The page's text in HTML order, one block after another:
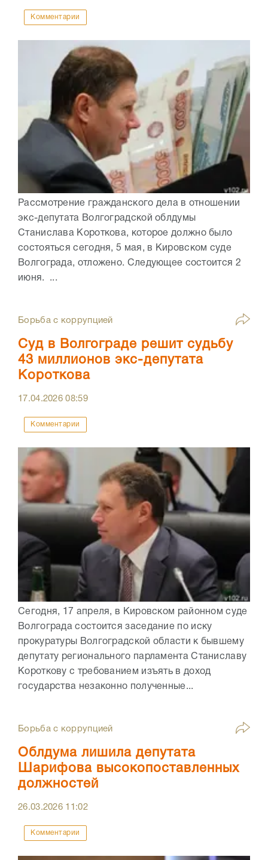
Комментарии
Рассмотрение гражданского дела в отношении
экс-депутата Волгоградской облдумы
Станислава Короткова, которое должно было
состояться сегодня, 5 мая, в Кировском суде
Волгограда, отложено. Следующее состоится 2
июня. ...
Борьба с коррупцией
Суд в Волгограде решит судьбу
43 миллионов экс-депутата
Короткова
17.04.202608:59
Комментарии
Сегодня, 17 апреля, в Кировском районном суде
Волгограда состоится заседание по иску
прокуратуры Волгоградской области к бывшему
депутату регионального парламента Станиславу
Короткову с требованием изъять в доход
государства незаконно полученные...
Борьба с коррупцией
Облдума лишила депутата
Шарифова высокопоставленных
должностей
26.03.2026 11:02
Комментарии